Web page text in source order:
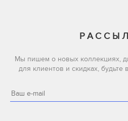
Мы пишем о новых коллекциях,
для клиентов и скидках, будьте